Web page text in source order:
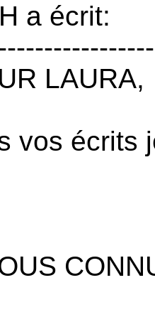
a écrit:
LAURA,
vos écrits